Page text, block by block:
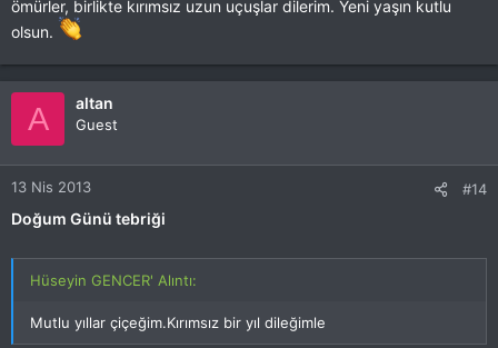
ömürler, birlikte kırımsız uzun uçuşlar dilerim. Yeni yaşın kutlu
olsun.
A altan
Guest
13 Nis 2013 #14
Doğum Günü tebriği
Hüseyin GENCER' Alıntı:
Mutlu yıllar çiçeğim.Kırımsız bir yıl dileğimle